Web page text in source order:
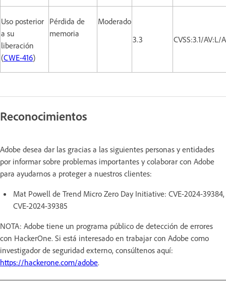
Uso posterior
a su
liberación
(CWE-416)
Pérdida de
memoria
Moderado
3.3
CVSS:3.1/
Reconocimientos
Adobe desea dar las gracias a las siguientes personas y entidades
por informar sobre problemas importantes y colaborar con Adobe
para ayudarnos a proteger a nuestros clientes:
Mat Powell de Trend Micro Zero Day Initiative: CVE-2024-39384,
CVE-2024-39385
NOTA: Adobe tiene un programa público de detección de errores
con HackerOne. Si está interesado en trabajar con Adobe como
investigador de seguridad externo, consúltenos aquí:
https://hackerone.com/adobe.